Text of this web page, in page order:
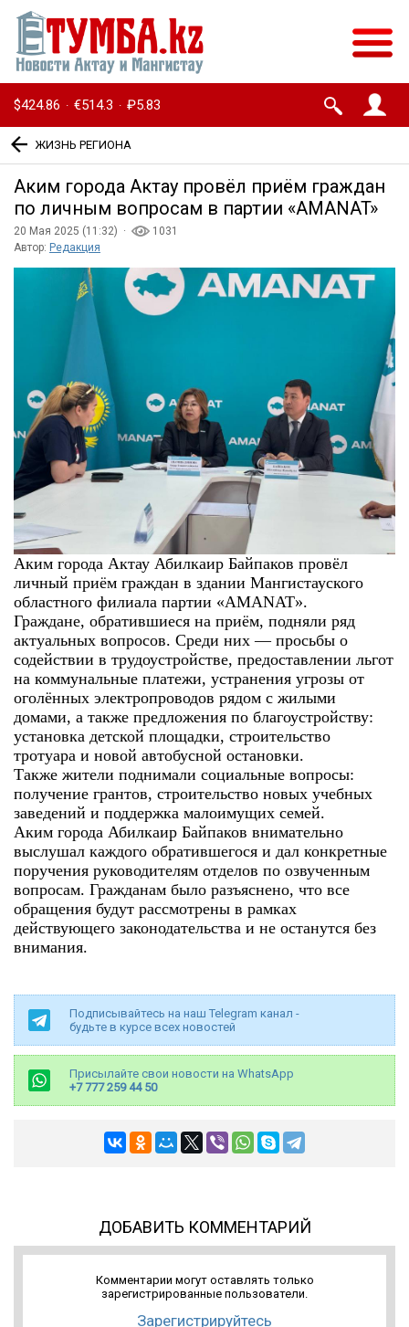
$424.86 · €514.3 · ₽5.83
ЖИЗНЬ РЕГИОНА
Аким города Актау провёл приём граждан
по личным вопросам в партии «AMANAT»
20 Мая 2025 (11:32) ·
1031
Автор: Редакция
Аким города Актау Абилкаир Байпаков провёл
личный приём граждан в здании Мангистауского
областного филиала партии «AMANAT».
Граждане, обратившиеся на приём, подняли ряд
актуальных вопросов. Среди них — просьбы о
содействии в трудоустройстве, предоставлении льгот
на коммунальные платежи, устранения угрозы от
оголённых электропроводов рядом с жилыми
домами, а также предложения по благоустройству:
установка детской площадки, строительство
тротуара и новой автобусной остановки.
Также жители поднимали социальные вопросы:
получение грантов, строительство новых учебных
заведений и поддержка малоимущих семей.
Аким города Абилкаир Байпаков внимательно
выслушал каждого обратившегося и дал конкретные
поручения руководителям отделов по озвученным
вопросам. Гражданам было разъяснено, что все
обращения будут рассмотрены в рамках
действующего законодательства и не останутся без
внимания.
Подписывайтесь на наш Telegram канал -
будьте в курсе всех новостей
Присылайте свои новости на WhatsApp
+7 777 259 44 50
ДОБАВИТЬ КОММЕНТАРИЙ
Комментарии могут оставлять только
зарегистрированные пользователи.
Зарегистрируйтесь